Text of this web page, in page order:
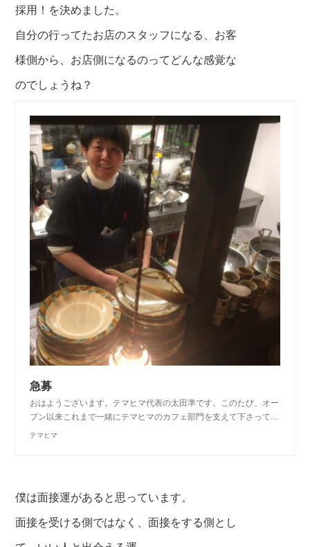
採用！を決めました。
自分の行ってたお店のスタッフになる、 お客
様側から、お店側になるのってどんな感覚な
のでしょうね？
急募
おはようございます。テマヒマ代表の太田準です。このたび、オー
プン以来これまで一緒にテマヒマのカフェ部門を支えて下さって…
テマヒマ
僕は面接運があると思っています。
面接を受ける側ではなく、面接をする側とし